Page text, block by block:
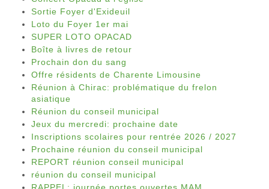
Sortie Foyer d'Exideuil
Loto du Foyer 1er mai
SUPER LOTO OPACAD
Boîte à livres de retour
Prochain don du sang
Offre résidents de Charente Limousine
Réunion à Chirac: problématique du frelon
asiatique
Réunion du conseil municipal
Jeux du mercredi: prochaine date
Inscriptions scolaires pour rentrée 2026 / 2027
Prochaine réunion du conseil municipal
REPORT réunion conseil municipal
réunion du conseil municipal